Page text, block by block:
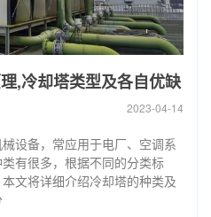
,冷却塔类型及各自优缺
2023-04-14
设备，常应用于电厂、空调系
有很多，根据不同的分类标
文将详细介绍冷却塔的种类及